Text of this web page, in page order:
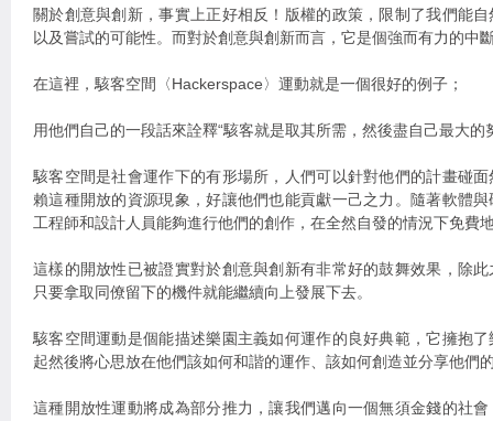
關於創意與創新，事實上正好相反！版權的政策，限制了我們能
以及嘗試的可能性。而對於創意與創新而言，它是個強而有力的中
在這裡，駭客空間〈Hackerspace〉運動就是一個很好的例子；
用他們自己的一段話來詮釋“駭客就是取其所需，然後盡自己最大的
駭客空間是社會運作下的有形場所，人們可以針對他們的計畫碰
賴這種開放的資源現象，好讓他們也能貢獻一己之力。隨著軟體
工程師和設計人員能夠進行他們的創作，在全然自發的情況下免費
這樣的開放性已被證實對於創意與創新有非常好的鼓舞效果，除
只要拿取同僚留下的機件就能繼續向上發展下去。
駭客空間運動是個能描述樂園主義如何運作的良好典範，它擁抱
起然後將心思放在他們該如何和諧的運作、該如何創造並分享他們
這種開放性運動將成為部分推力，讓我們邁向一個無須金錢的社